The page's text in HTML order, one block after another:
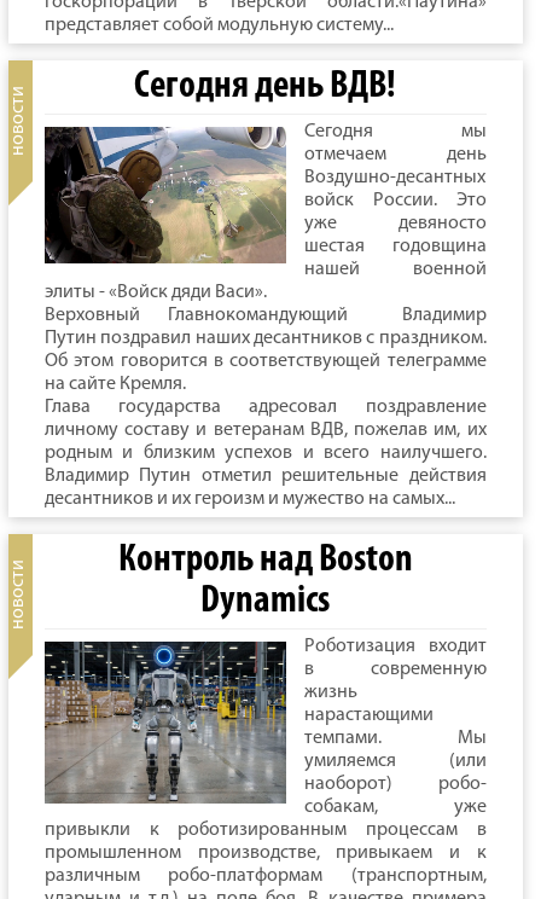
представляет собой модульную систему...
Сегодня день ВДВ!
Сегодня мы
отмечаем день
Воздушно-десантных
войск России. Это
уже девяносто
шестая годовщина
нашей военной
элиты - «Войск дяди Васи».
Верховный Главнокомандующий Владимир
Путин поздравил наших десантников с праздником.
Об этом говорится в соответствующей телеграмме
на сайте Кремля.
Глава государства адресовал поздравление
личному составу и ветеранам ВДВ, пожелав им, их
родным и близким успехов и всего наилучшего.
Владимир Путин отметил решительные действия
десантников и их героизм и мужество на самых...
Контроль над Boston
Dynamics
Роботизация входит
в современную
жизнь
нарастающими
темпами. Мы
умиляемся (или
наоборот) робо-
собакам, уже
привыкли к роботизированным процессам в
промышленном производстве, привыкаем и к
различным робо-платформам (транспортным,